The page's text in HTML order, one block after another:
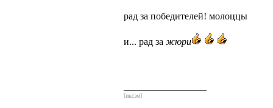
рад за победителей! молоццы
и... рад за жюри
[икс́эм]